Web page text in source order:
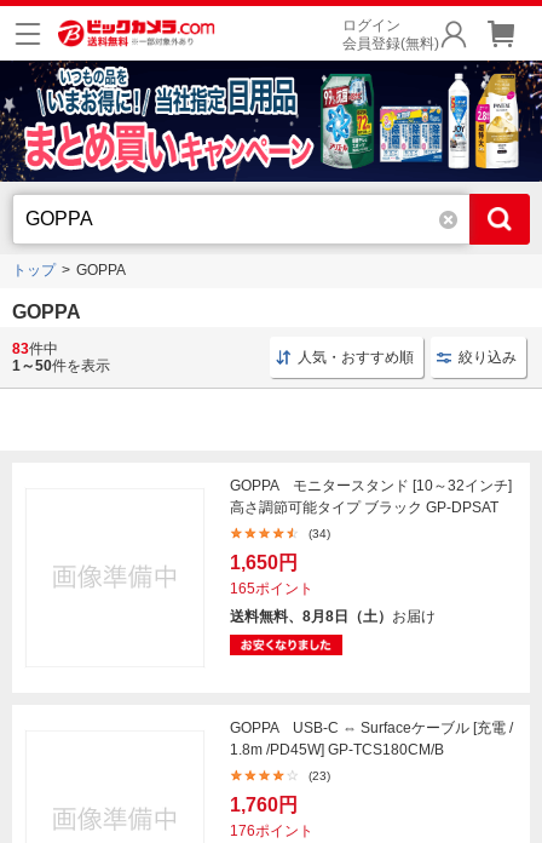
ログイン
会員登録(無料)
トップ GOPPA
GOPPA
Type-C 変換アダプター 変換アダプター TypeC変換
83件中
1～50件を表示 人気・おすすめ順 絞り込み
GOPPA モニタースタンド [10～32インチ]
高さ調節可能タイプ ブラック GP-DPSAT
(34)
1,650円
165ポイント
送料無料、8月8日（土） お届け
GOPPA USB-C ⇔ Surfaceケーブル [充電 /
1.8m /PD45W] GP-TCS180CM/B
(23)
1,760円
176ポイント